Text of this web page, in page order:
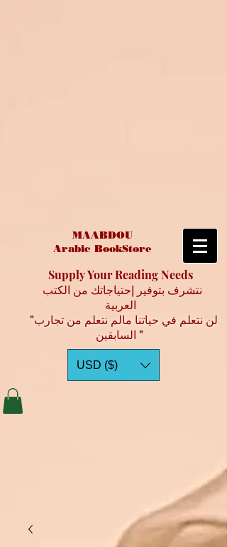
MAABDOU
Arabic BookStore
Supply Your Reading Needs
العربية
"لن نتعلم في حياتنا مالم نتعلم من تجارب
السابقين "
USD ($)